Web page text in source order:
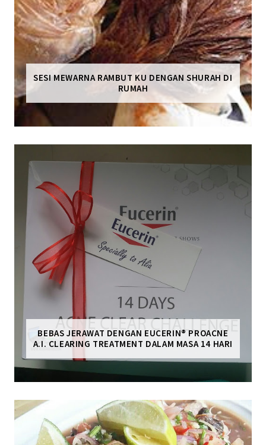
SESI MEWARNA RAMBUT KU DENGAN SHURAH DI
RUMAH
BEBAS JERAWAT DENGAN EUCERIN® PROACNE
A.I. CLEARING TREATMENT DALAM MASA 14 HARI